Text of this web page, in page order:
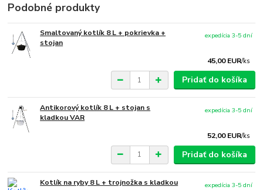
Podobné produkty
Smaltovaný kotlík 8 L + pokrievka +
stojan
45,00 EUR/ks
expedícia 3-5 dní
Pridať do košíka
Antikorový kotlík 8 L + stojan s
kladkou VAR
52,00 EUR/ks
expedícia 3-5 dní
Pridať do košíka
Kotlík na ryby 8 L + trojnožka s kladkou
expedícia 3-5 dní